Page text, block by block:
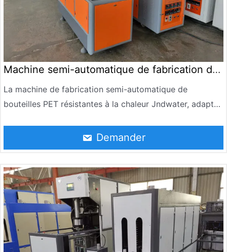
Machine semi-automatique de fabrication de
bouteilles PET
La machine de fabrication semi-automatique de
bouteilles PET résistantes à la chaleur Jndwater, adaptée
volume varie de 50 ml à 1500 ml, la température de la
bouteille dépasse 85°C, certains produits peuvent être
solution orale comme des boissons et produits de santé.
Comparés à leurs pairs, souffler à une température
élevée du produit, le produit est stocké pour un
investissement prolongé et une grande efficacité, et est
bien accueilli par les clients.
Demander